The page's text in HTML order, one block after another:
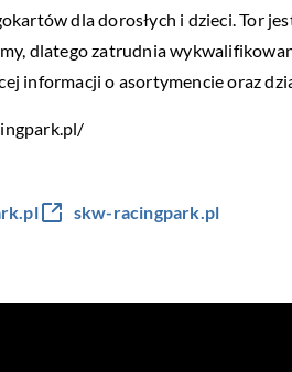
dla dorosłych i dzieci. Tor
dlatego zatrudnia
informacji o asortymencie oraz
skw-racingpark.pl